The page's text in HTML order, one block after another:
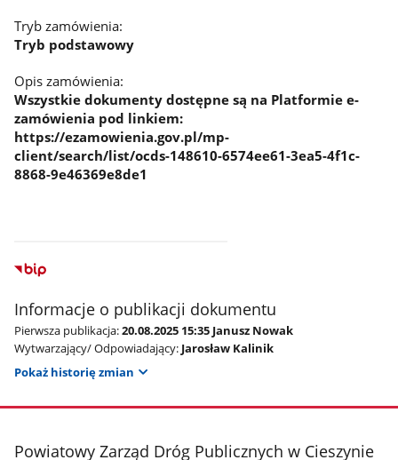
Tryb zamówienia:
Tryb podstawowy
Opis zamówienia:
Wszystkie dokumenty dostępne są na Platformie e-
zamówienia pod linkiem:
https://ezamowienia.gov.pl/mp-
client/search/list/ocds-148610-6574ee61-3ea5-4f1c-
8868-9e46369e8de1
Informacje o publikacji dokumentu
Pierwsza publikacja:20.08.2025 15:35 Janusz Nowak
Wytwarzający/ Odpowiadający: Jarosław Kalinik
Pokaż historię zmian
stopka
Powiatowy Zarząd Dróg Publicznych w Cieszynie